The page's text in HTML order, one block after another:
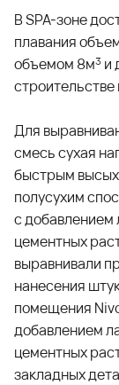
В SPA-зоне
плавания
объемом 8м3 и
Для
смесь сухая
быстрым
полусухим
с добавлением
цементных
выравнивали
нанесения
помещения
добавлением
цементных
закладных